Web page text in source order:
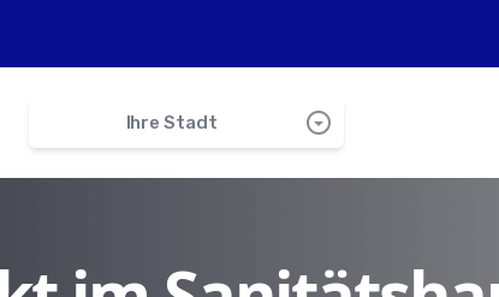
Ihre Stadt arrow_drop_down_circle
Pleisweiler-Oberhofen